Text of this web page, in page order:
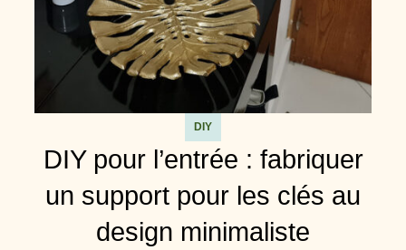
DIY
DIY pour l’entrée : fabriquer
un support pour les clés au
design minimaliste